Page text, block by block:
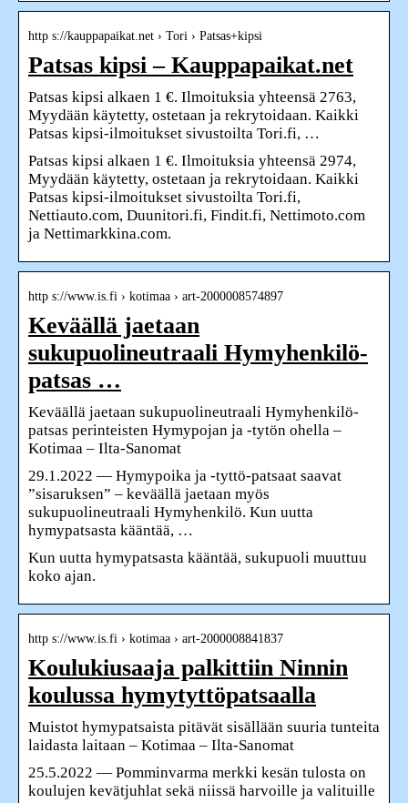
http s://kauppapaikat.net › Tori › Patsas+kipsi
Patsas kipsi – Kauppapaikat.net
Patsas kipsi alkaen 1 €. Ilmoituksia yhteensä 2763,
Myydään käytetty, ostetaan ja rekrytoidaan. Kaikki
Patsas kipsi-ilmoitukset sivustoilta Tori.fi, …
Patsas kipsi alkaen 1 €. Ilmoituksia yhteensä 2974,
Myydään käytetty, ostetaan ja rekrytoidaan. Kaikki
Patsas kipsi-ilmoitukset sivustoilta Tori.fi,
Nettiauto.com, Duunitori.fi, Findit.fi, Nettimoto.com
ja Nettimarkkina.com.
http s://www.is.fi › kotimaa › art-2000008574897
Keväällä jaetaan
sukupuolineutraali Hymyhenkilö-
patsas …
Keväällä jaetaan sukupuolineutraali Hymyhenkilö-
patsas perinteisten Hymypojan ja -tytön ohella –
Kotimaa – Ilta-Sanomat
29.1.2022 — Hymypoika ja -tyttö-patsaat saavat
”sisaruksen” – keväällä jaetaan myös
sukupuolineutraali Hymyhenkilö. Kun uutta
hymypatsasta kääntää, …
Kun uutta hymypatsasta kääntää, sukupuoli muuttuu
koko ajan.
http s://www.is.fi › kotimaa › art-2000008841837
Koulukiusaaja palkittiin Ninnin
koulussa hymytyttöpatsaalla
Muistot hymypatsaista pitävät sisällään suuria tunteita
laidasta laitaan – Kotimaa – Ilta-Sanomat
25.5.2022 — Pomminvarma merkki kesän tulosta on
koulujen kevätjuhlat sekä niissä harvoille ja valituille